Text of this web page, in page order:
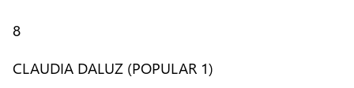
8
CLAUDIA DALUZ (POPULAR 1)